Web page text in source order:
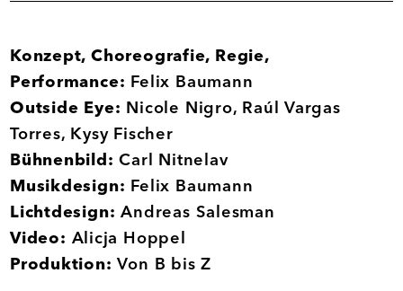
Konzept, Choreografie, Regie,
Performance: Felix Baumann
Outside Eye: Nicole Nigro, Raúl Vargas
Torres, Kysy Fischer
Bühnenbild: Carl Nitnelav
Musikdesign: Felix Baumann
Lichtdesign: Andreas Salesman
Video: Alicja Hoppel
Produktion: Von B bis Z